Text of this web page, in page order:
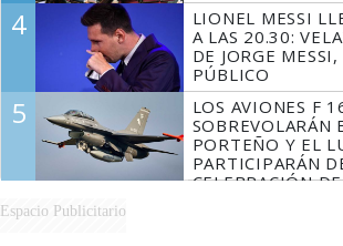
4
LIONEL MESSI
A LAS 20.30:
DE JORGE
PÚBLICO
5
LOS AVIONES F
SOBREVOLARÁN
PORTEÑO Y EL
PARTICIPARÁN
CELEBRACIÓN
Espacio Publicitario